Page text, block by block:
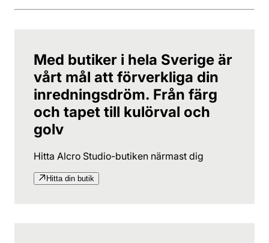
Med butiker i hela Sverige är
vårt mål att förverkliga din
inredningsdröm. Från färg
och tapet till kulörval och
golv
Hitta Alcro Studio-butiken närmast dig
Hitta din butik